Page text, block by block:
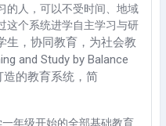
的人，可以不受时间、地域
这个系统进学自主学习与研
生，协同教育，为社会教
and Study by Balance
造的教育系统，简
年级开始的全部基础教育